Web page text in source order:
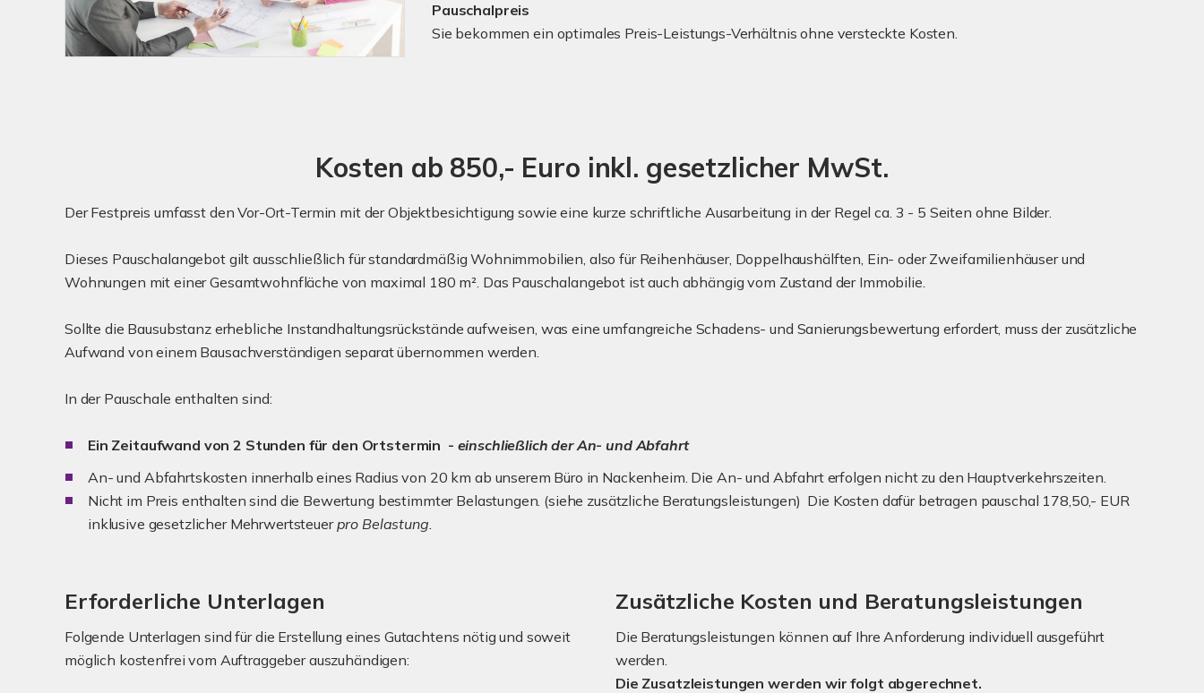
Pauschalpreis
Sie bekommen ein optimales Preis-Leistungs-Verhältnis ohne versteckte Kosten.
Kosten ab 850,- Euro inkl. gesetzlicher MwSt.
Der Festpreis umfasst den Vor-Ort-Termin mit der Objektbesichtigung sowie eine kurze schriftliche Ausarbeitung in der Regel ca. 3 - 5 Seiten ohne Bilder.
Dieses Pauschalangebot gilt ausschließlich für standardmäßig Wohnimmobilien, also für Reihenhäuser, Doppelhaushälften, Ein- oder Zweifamilienhäuser und
Wohnungen mit einer Gesamtwohnfläche von maximal 180 m². Das Pauschalangebot ist auch abhängig vom Zustand der Immobilie.
Sollte die Bausubstanz erhebliche Instandhaltungsrückstände aufweisen, was eine umfangreiche Schadens- und Sanierungsbewertung erfordert, muss der zusätzliche
Aufwand von einem Bausachverständigen separat übernommen werden.
In der Pauschale enthalten sind:
Ein Zeitaufwand von 2 Stunden für den Ortstermin - einschließlich der An- und Abfahrt
An- und Abfahrtskosten innerhalb eines Radius von 20 km ab unserem Büro in Nackenheim. Die An- und Abfahrt erfolgen nicht zu den Hauptverkehrszeiten.
Nicht im Preis enthalten sind die Bewertung bestimmter Belastungen. (siehe zusätzliche Beratungsleistungen) Die Kosten dafür betragen pauschal 178,50,- EUR
inklusive gesetzlicher Mehrwertsteuerpro Belastung.
Erforderliche Unterlagen
Folgende Unterlagen sind für die Erstellung eines Gutachtens nötig und soweit
möglich kostenfrei vom Auftraggeber auszuhändigen:
Zusätzliche Kosten und Beratungsleistungen
Die Beratungsleistungen können auf Ihre Anforderung individuell ausgeführt
werden.
Die Zusatzleistungen werden wir folgt abgerechnet.